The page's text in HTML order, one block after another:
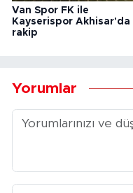
Van Spor FK ile
Kayserispor Akhisar'da
rakip
Yorumlar